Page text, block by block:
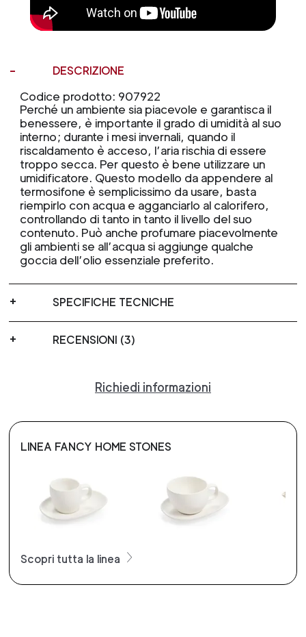
DESCRIZIONE
Codice prodotto: 907922
Perché un ambiente sia piacevole e garantisca il
benessere, è importante il grado di umidità al suo
interno; durante i mesi invernali, quando il
riscaldamento è acceso, l’aria rischia di essere
troppo secca. Per questo è bene utilizzare un
umidificatore. Questo modello da appendere al
termosifone è semplicissimo da usare, basta
riempirlo con acqua e agganciarlo al calorifero,
controllando di tanto in tanto il livello del suo
contenuto. Può anche profumare piacevolmente
gli ambienti se all’acqua si aggiunge qualche
goccia dell’olio essenziale preferito.
SPECIFICHE TECNICHE
RECENSIONI (3)
Richiedi informazioni
LINEA FANCY HOME STONES
Scopri tutta la linea